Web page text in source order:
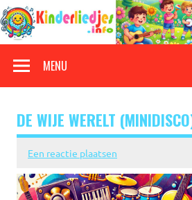
Doorgaan
naar
inhoud
MENU
DE WIJE WERELT
Een reactie plaatsen